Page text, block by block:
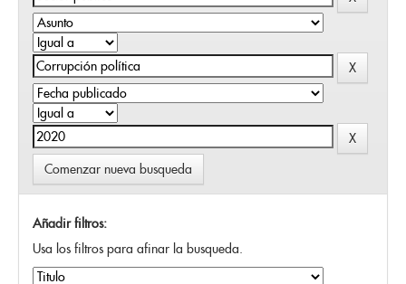
Comenzar nueva busqueda
Añadir filtros:
Usa los filtros para afinar la busqueda.